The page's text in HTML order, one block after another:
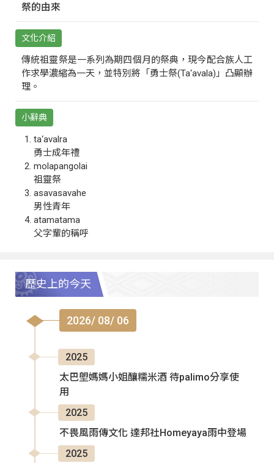
祭的由來
文化介紹
傳統祖靈祭是一系列為期四個月的祭典，現今配合族人工
作求學濃縮為一天，並特別將「勇士祭(Ta‘avala)」凸顯辦
理。
小辭典
ta‘avalra
勇士成年禮
molapangolai
祖靈祭
asavasavahe
男性青年
atamatama
父字輩的稱呼
歷史上的今天
2026/ 08/ 06
2025
太巴塱媽媽小姐釀糯米酒 待palimo分享使
用
2025
不畏風雨傳文化 達邦社Homeyaya雨中登場
2025